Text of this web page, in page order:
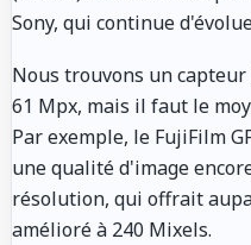
Sony, qui continue
Nous trouvons un
61 Mpx, mais il faut le
Par exemple, le FujiFilm
une qualité d'image
résolution, qui offrait
amélioré à 240 Mixels.